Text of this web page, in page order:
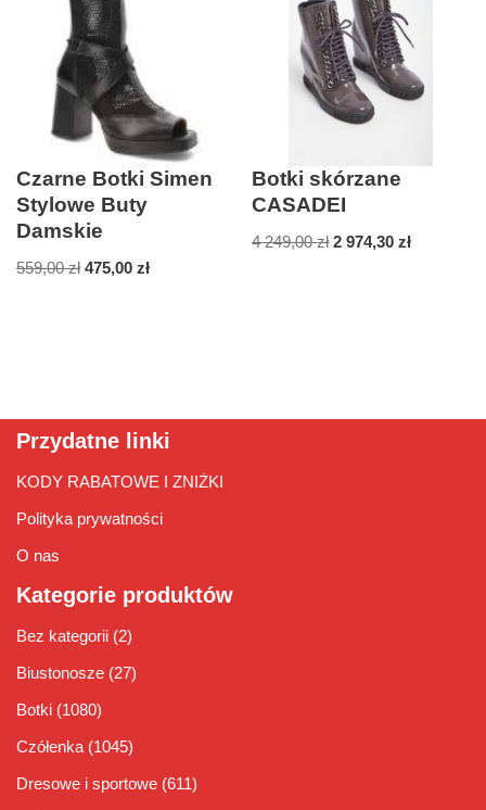
Czarne Botki Simen
Stylowe Buty
Damskie
559,00zł 475,00 zł
Botki skórzane
CASADEI
4 249,00zł 2 974,30zł
Przydatne linki
KODY RABATOWE I ZNIŻKI
Polityka prywatności
O nas
Kategorie produktów
Bez kategorii (2)
Biustonosze (27)
Botki (1080)
Czółenka (1045)
Dresowe i sportowe (611)